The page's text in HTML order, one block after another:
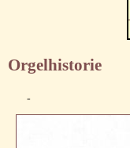
Orgelhistorie
-